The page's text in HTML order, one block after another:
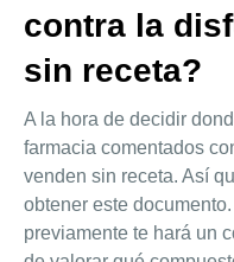
contra la
sin receta?
A la hora de decidir
farmacia comentados
venden sin receta. Así
obtener este
previamente te hará un